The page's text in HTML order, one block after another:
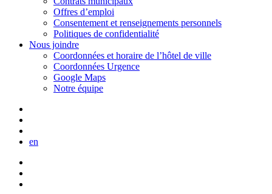
Offres d’emploi
Consentement et renseignements personnels
Politiques de confidentialité
Nous joindre
Coordonnées et horaire de l’hôtel de ville
Coordonnées Urgence
Google Maps
Notre équipe
en